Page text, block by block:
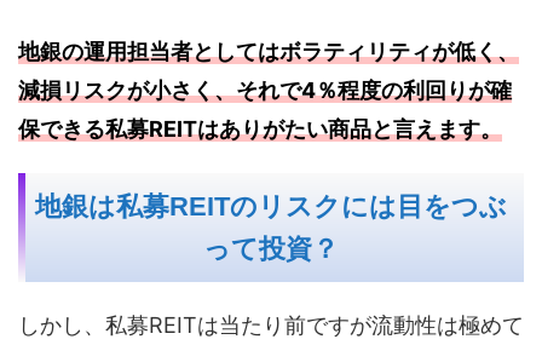
地銀の運用担当者としてはボラティリティが低く、
減損リスクが小さく、それで4％程度の利回りが確
保できる私募REITはありがたい商品と言えます。
地銀は私募REITのリスクには目をつぶ
って投資？
しかし、私募REITは当たり前ですが流動性は極めて